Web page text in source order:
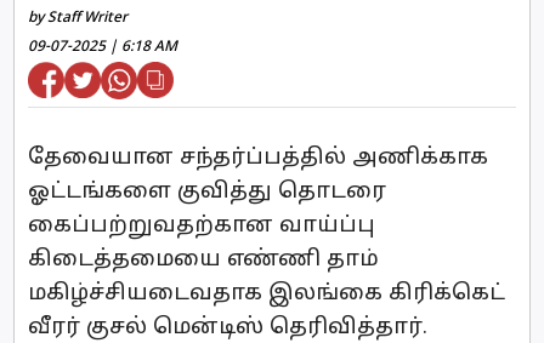
by Staff Writer
09-07-2025 | 6:18 AM
தேவையான சந்தர்ப்பத்தில் அணிக்காக
ஓட்டங்களை குவித்து தொடரை
கைப்பற்றுவதற்கான வாய்ப்பு
கிடைத்தமையை எண்ணி தாம்
மகிழ்ச்சியடைவதாக இலங்கை கிரிக்கெட்
வீரர் குசல் மென்டிஸ் தெரிவித்தார்.